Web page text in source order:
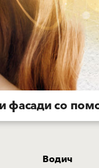
фасади со
Водич